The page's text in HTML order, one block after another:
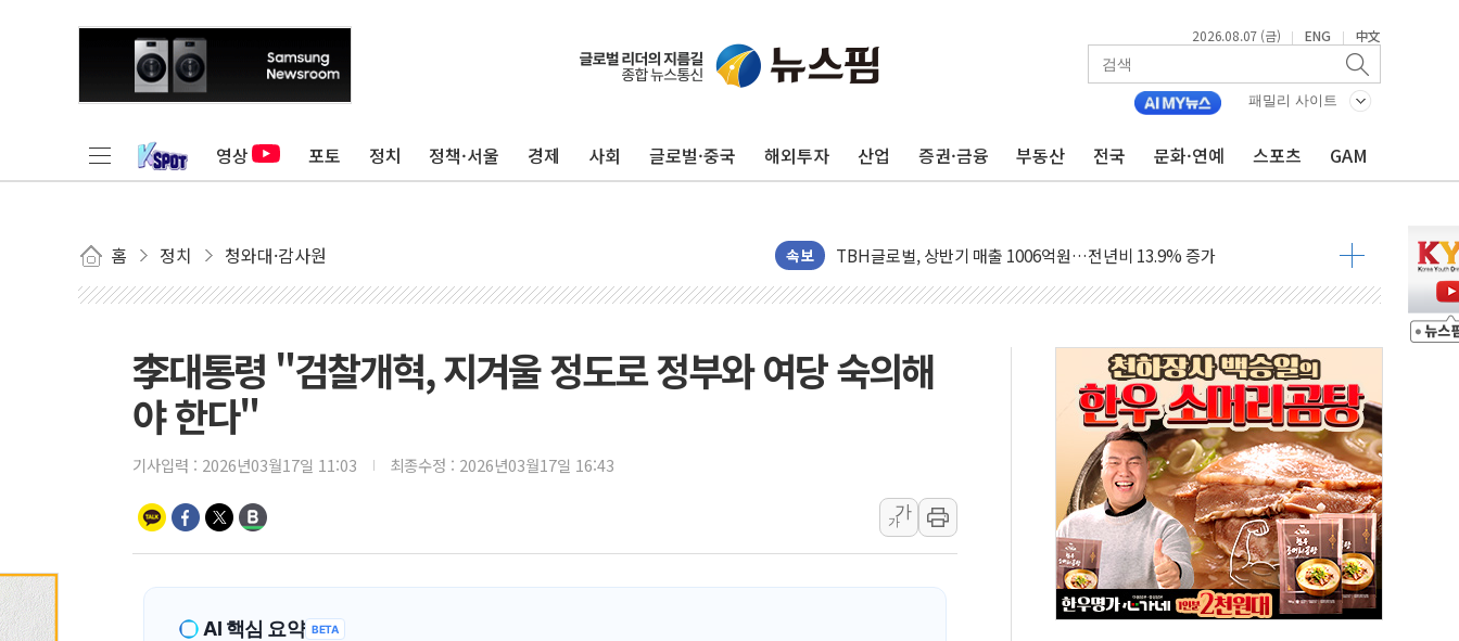
2026.08.07 (금) | ENG | 中文
패밀리 사이트
영상 포토 정치 정책·서울 경제 사회 글로벌·중국 해외투자 산업 증권·금융 부동산 전국 문화·연예 스포츠 GAM
홈 정치 청와대·감사원 속보
李대통령, 진급 장성들에게 "내란으로 훼손된 군 신뢰 회복해야"
우리자산운용, MMF 순자산 30조 돌파…증시 급락에 업계 1위
AI 메모리 향한 뜨거운 관심…SK하이닉스, FMS서 '풀스택' 기술력 과시
건설 불황 속 내실 다진 한샘…B2B 확장으로 성장동력 확보
현대지에프홀딩스, 자사주 1000억 연내 소각…2분기 영업익 853억
관광객 3000만명 목표인데…외국인 숙박 부가세 환급 앞당겨 종료
[뉴스핌 이 시각 PICK] 축구협회 성접대 기간, 대표팀 무패 外
美 정보 당국 "푸틴, 몇 년 내 NATO 결속력 시험하려 한정적 침공 가능성"
인도, 바이오가스 생산에 3.5조원 투입키로...'에너지 자립' 일환
서울시, 정비사업으로 주택 36% 늘었다...공급부족 전 시장 규제 탓 커
신인류콘텐츠, 핀란드 AI 기업 Audission Oy와 운영 파트너십 체결
"일부 존치" vs "전면 개발"…서리풀2구역 갈등, 협의 테이블에
[AI 카드뉴스] 기후변화가 바꾼 대한민국 여름
李대통령 "검찰개혁, 지겨울 정도로 정부와 여당 숙의해
야 한다"
기사입력 : 2026년03월17일 11:03 최종수정 : 2026년03월17일 16:43
가
가
AI 핵심 요약 BETA